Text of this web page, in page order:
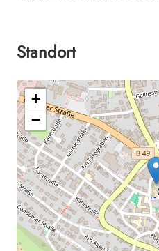
Standort
+
−